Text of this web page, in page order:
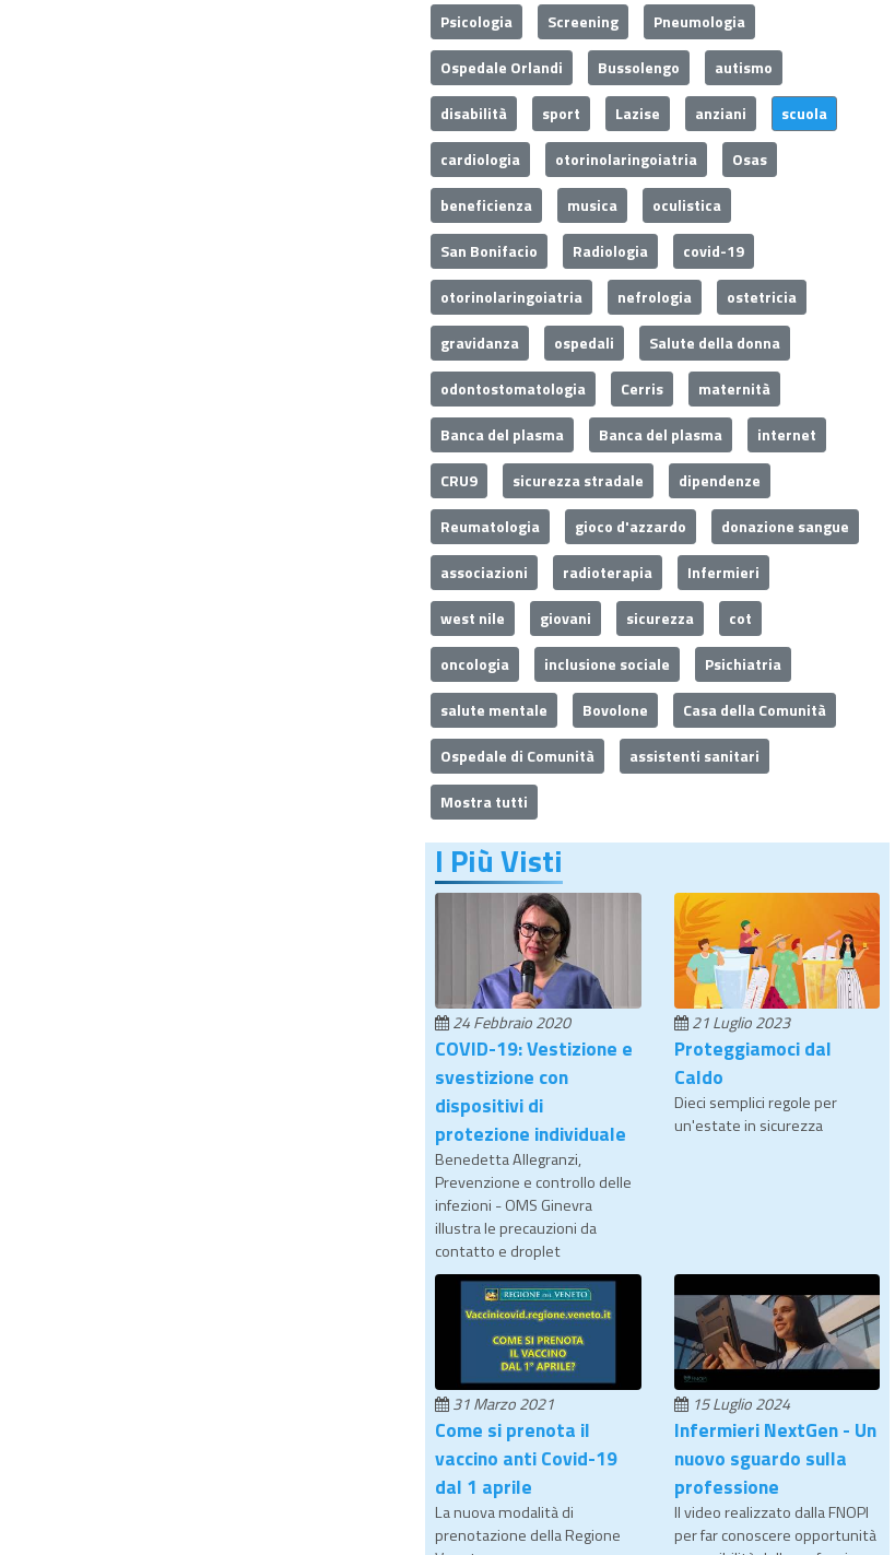
Psicologia
Screening
Pneumologia
Ospedale Orlandi
Bussolengo
autismo
disabilità
sport Lazise anziani
scuola
cardiologia
otorinolaringoiatria
Osas
beneficienza
musica
oculistica
San Bonifacio
Radiologia
covid-19
otorinolaringoiatria
nefrologia
ostetricia
gravidanza
ospedali
Salute della donna
odontostomatologia
Cerris
maternità
Banca del plasma
Banca del plasma
internet
CRU9
sicurezza stradale
dipendenze
Reumatologia
gioco d'azzardo
donazione sangue
associazioni
radioterapia
Infermieri
west nile
giovani sicurezza
cot
oncologia
inclusione sociale
Psichiatria
salute mentale
Bovolone
Casa della Comunità
Ospedale di Comunità
assistenti sanitari
Mostra tutti
I Più Visti
24 Febbraio 2020
COVID-19: Vestizione e
svestizione con
dispositivi di
protezione individuale
Benedetta Allegranzi,
Prevenzione e controllo delle
infezioni - OMS Ginevra
illustra le precauzioni da
contatto e droplet
21 Luglio 2023
Proteggiamoci dal
Caldo
Dieci semplici regole per
un'estate in sicurezza
31 Marzo 2021
Come si prenota il
vaccino anti Covid-19
dal 1 aprile
La nuova modalità di
prenotazione della Regione
15 Luglio 2024
Infermieri NextGen - Un
nuovo sguardo sulla
professione
Il video realizzato dalla FNOPI
per far conoscere opportunità